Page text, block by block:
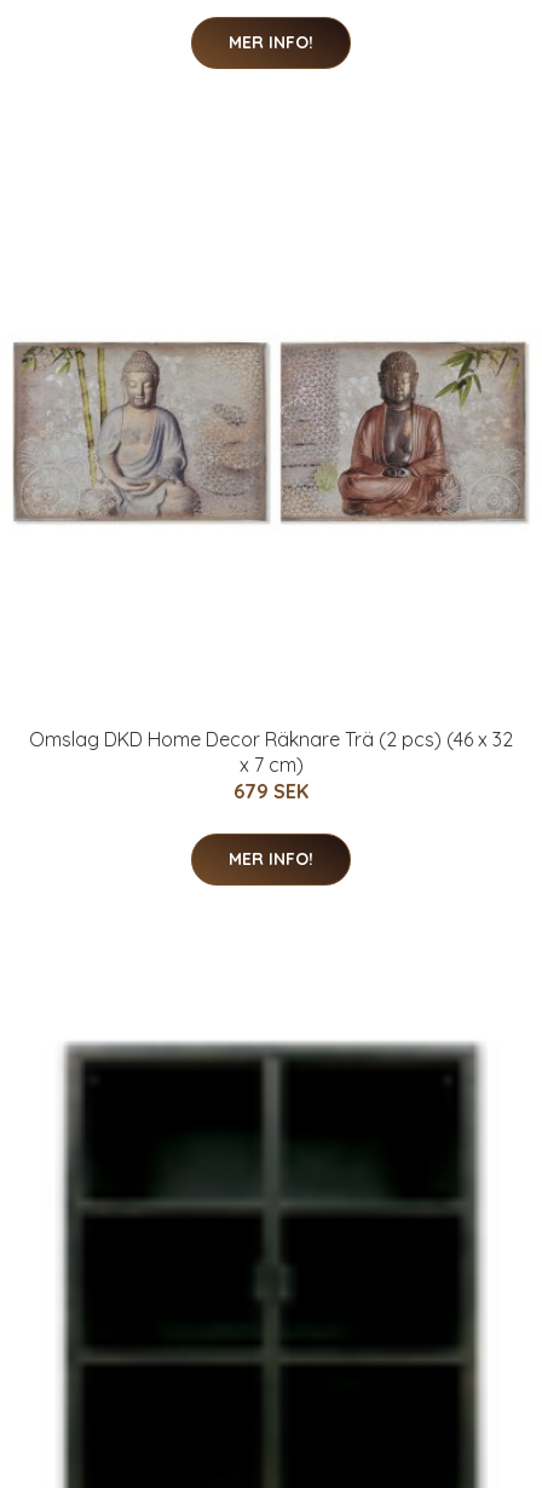
MER INFO!
Omslag DKD Home Decor Räknare Trä (2 pcs) (46 x 32
x 7 cm)
679 SEK
MER INFO!